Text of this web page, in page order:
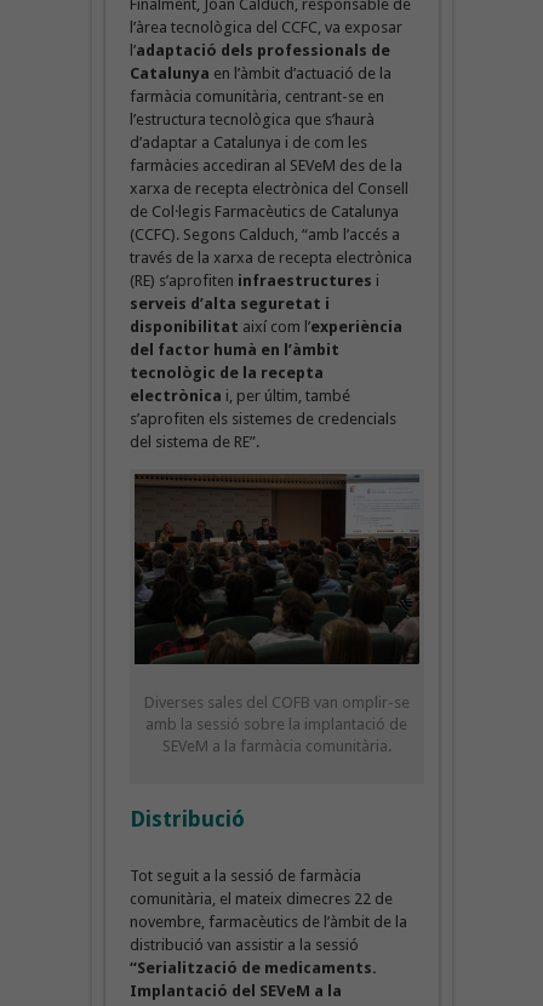
Finalment, Joan Calduch, responsable de
l’àrea tecnològica del CCFC, va exposar
l’adaptació dels professionals de
Catalunya en l’àmbit d’actuació de la
farmàcia comunitària, centrant-se en
l’estructura tecnològica que s’haurà
d’adaptar a Catalunya i de com les
farmàcies accediran al SEVeM des de la
xarxa de recepta electrònica del Consell
de Col·legis Farmacèutics de Catalunya
(CCFC). Segons Calduch, “amb l’accés a
través de la xarxa de recepta electrònica
(RE) s’aprofiten infraestructures i
serveis d’alta seguretat i
disponibilitat així com l’experiència
del factor humà en l’àmbit
tecnològic de la recepta
electrònica i, per últim, també
s’aprofiten els sistemes de credencials
del sistema de RE”.
Diverses sales del COFB van omplir-se
amb la sessió sobre la implantació de
SEVeM a la farmàcia comunitària.
Distribució
Tot seguit a la sessió de farmàcia
comunitària, el mateix dimecres 22 de
novembre, farmacèutics de l’àmbit de la
distribució van assistir a la sessió
“Serialització de medicaments.
Implantació del SEVeM a la